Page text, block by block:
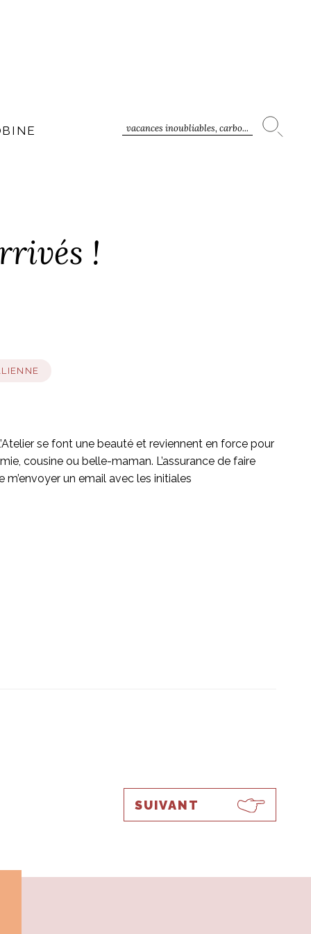
vacances inoubliables, carbo...
!
se font une beauté et reviennent en force pour
cousine ou belle-maman. L’assurance de faire
un email avec les initiales
SUIVANT